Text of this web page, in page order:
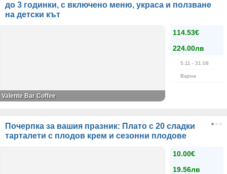
до 3 годинки, с включено меню, украса и ползване
на детски кът
114.53€
224.00лв
5.11 - 31.08
Варна
Valente Bar Coffee
Почерпка за вашия празник: Плато с 20 сладки
тарталети с плодов крем и сезонни плодове
10.00€
19.56лв